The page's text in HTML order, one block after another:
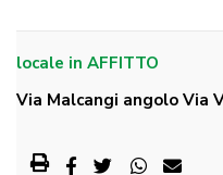
locale in AFFITTO
Via Malcangi angolo Via